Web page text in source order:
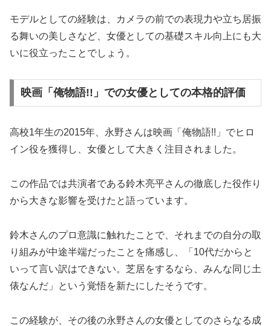
モデルとしての経験は、カメラの前での表現力や立ち居振
る舞いの美しさなど、女優としての基礎スキル向上にも大
いに役立ったことでしょう。
映画「俺物語!!」での女優としての本格的評価
高校1年生の2015年、永野さんは映画「俺物語!!」でヒロ
イン役を獲得し、女優として大きく注目されました。
この作品では共演者である鈴木亮平さんの徹底した役作り
から大きな影響を受けたと語っています。
鈴木さんのプロ意識に触れたことで、それまでの自分の取
り組みが中途半端だったことを痛感し、「10代だからと
いって言い訳はできない。芝居をするなら、みんな同じ土
俵なんだ」という覚悟を新たにしたそうです。
この経験が、その後の永野さんの女優としてのさらなる成